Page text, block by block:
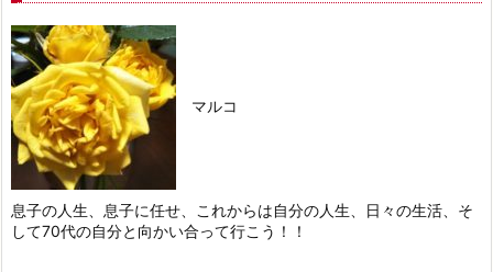
マルコ
息子の人生、息子に任せ、これからは自分の人生、日々の生活、そ
して70代の自分と向かい合って行こう！！